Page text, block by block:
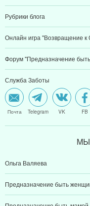
Рубрики блога
Онлайн игра "Возвращение к
Форум "Предназначение
Служба Заботы
Почта Telegram VK FB
МЫ
Ольга Валяева
Предназначение быть